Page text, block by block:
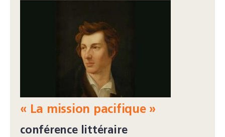
« La mission pacifique »
conférence littéraire